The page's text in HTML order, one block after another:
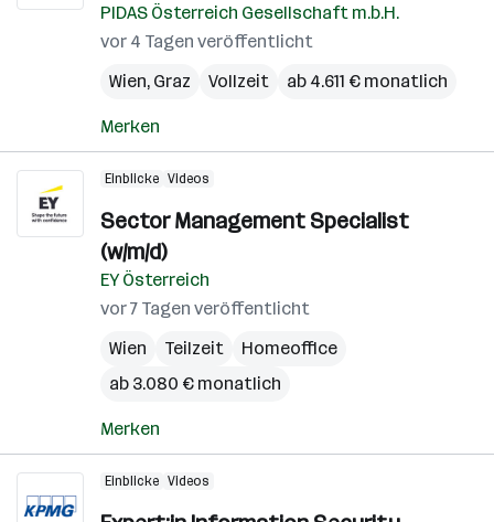
PIDAS Österreich Gesellschaft m.b.H.
vor 4 Tagen veröffentlicht
Wien, Graz Vollzeit ab 4.611 € monatlich
Merken
Einblicke Videos
Sector Management Specialist
(w/m/d)
EY Österreich
vor 7 Tagen veröffentlicht
Wien
Teilzeit
Homeoffice
ab 3.080 € monatlich
Merken
Einblicke Videos